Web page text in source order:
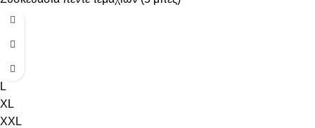
L
XL
XXL